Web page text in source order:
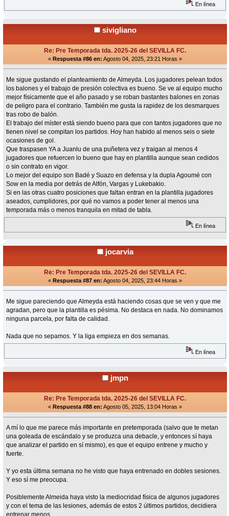
En línea
sivigliano
Re: Pre Temporada tda. 2025-26 del SEVILLA FC.
« Respuesta #86 en: Agosto 04, 2025, 23:21 Horas »
Me sigue gustando el planteamiento de Almeyda. Los jugadores pelean todos
los balones y el trabajo de presión colectiva es bueno. Se ve al equipo mucho
mejor físicamente que el año pasado y se roban bastantes balones en zonas
de peligro para el contrario. También me gusta la rapidez de los desmarques
tras robo de balón.
El trabajo del míster está siendo bueno para que con tantos jugadores que no
tienen nivel se compitan los partidos. Hoy han habido al menos seis o siete
ocasiones de gol.
Que traspasen YA a Juanlu de una puñetera vez y traigan al menos 4
jugadores que refuercen lo bueno que hay en plantilla aunque sean cedidos
o sin contrato en vigor.
Lo mejor del equipo son Badé y Suazo en defensa y la dupla Agoumé con
Sow en la media por detrás de Alfón, Vargas y Lukebakio.
Si en las otras cuatro posiciones que faltan entran en la plantilla jugadores
aseados, cumplidores, por qué no vamos a poder tener al menos una
temporada más o menos tranquila en mitad de tabla.
En línea
jocarvia
Re: Pre Temporada tda. 2025-26 del SEVILLA FC.
« Respuesta #87 en: Agosto 04, 2025, 23:44 Horas »
Me sigue pareciendo que Almeyda está haciendo cosas que se ven y que me
agradan, pero que la plantilla es pésima. No destaca en nada. No dominamos
ninguna parcela, por falta de calidad.
Nada que no sepamos. Y la liga empieza en dos semanas.
En línea
jmpn
Re: Pre Temporada tda. 2025-26 del SEVILLA FC.
« Respuesta #88 en: Agosto 05, 2025, 13:04 Horas »
A mí lo que me parece más importante en pretemporada (salvo que te metan
una goleada de escándalo y se produzca una debacle, y entonces sí haya
que analizar el partido en sí mismo), es que el equipo entrene y mucho y
fuerte.
Y yo esta última semana no he visto que haya entrenado en dobles sesiones.
Y eso sí me preocupa.
Posiblemente Almeida haya visto la mediocridad física de algunos jugadores
y con el tema de las lesiones, además de estos 2 últimos partidos, decidiera
entrenar menos.